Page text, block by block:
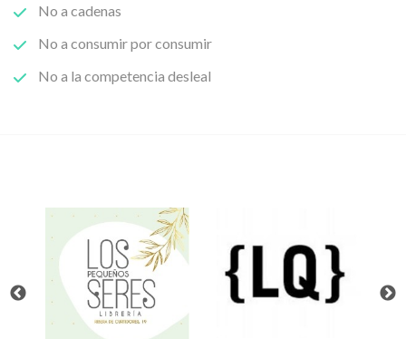
No a cadenas
No a consumir por consumir
No a la competencia desleal